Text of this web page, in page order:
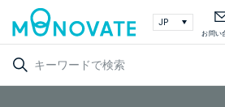
お問い